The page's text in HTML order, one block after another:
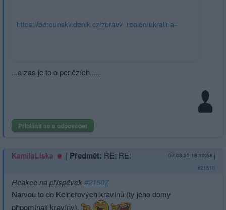
https://berounsky.denik.cz/zpravy_region/ukrajina-
202203071705&dop_id=15692041
...a zas je to o penězích.....
Přihlásit se a odpovědět
KamilaLiska | Předmět: RE: RE: 07.03.22 18:10:58 |
#21510
Reakce na příspěvek#21507
Narvou to do Kelnerových kravínů (ty jeho domy
připomínají kravíny).